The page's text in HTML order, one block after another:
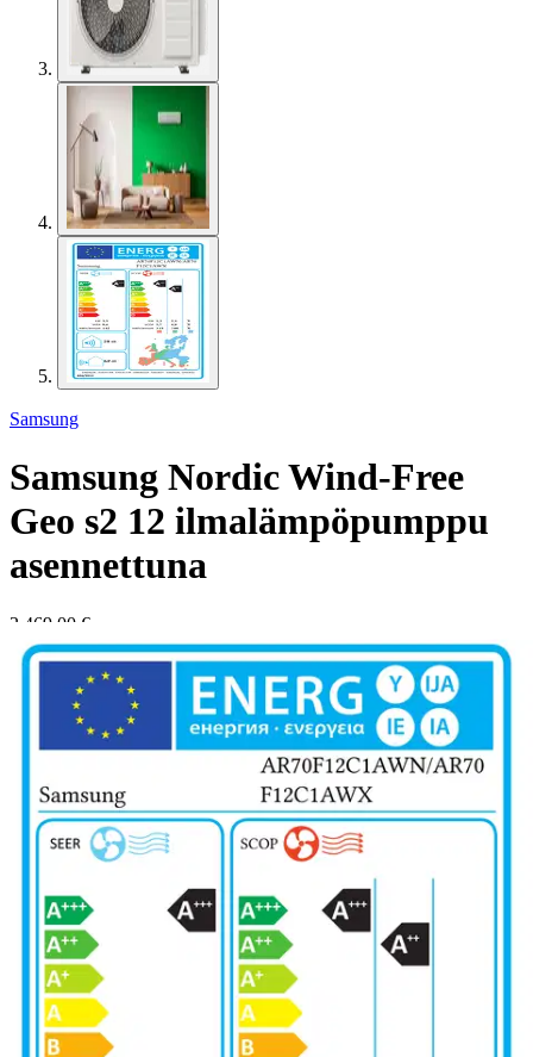
Samsung
Samsung Nordic Wind-Free
Geo s2 12 ilmalämpöpumppu
asennettuna
2 469,00 €
Verkkokaupan hinta
Valitse toimitustapa
Nouto myymälästä
Toimitus
Kotiin tai noutopisteeseenAlk. 4,95 €
Ilmalämpöpumput myydään vain
asennuksen kanssa, tarkista
postinumerokohtainen saatavuus